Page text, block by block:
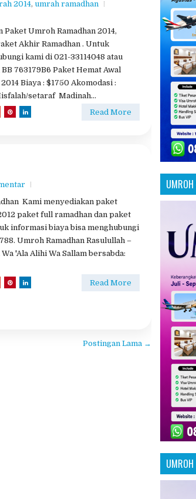
Biaya : $1750 Akomodasi :
Read More
Umroh Ramadhan Rasulullah –
Read More